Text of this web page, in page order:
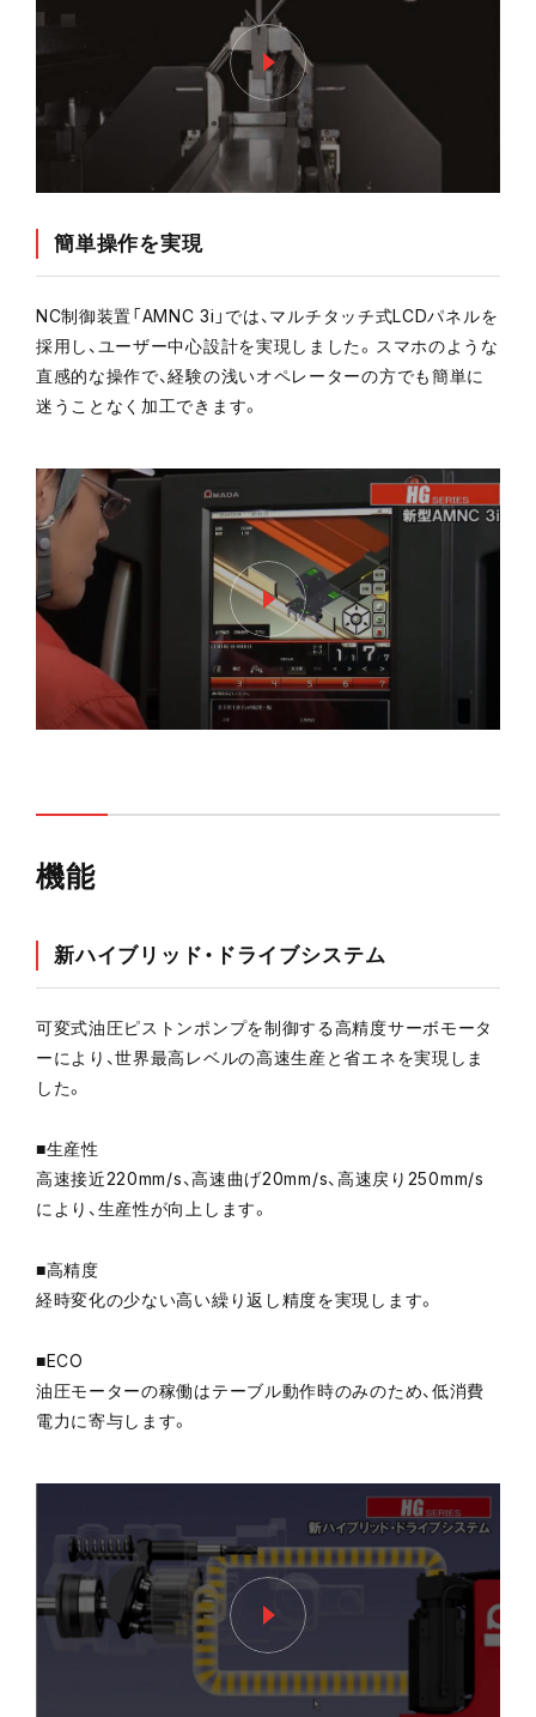
簡単操作を実現
NC制御装置「AMNC 3i」では、マルチタッチ式LCDパネルを
採用し、ユーザー中心設計を実現しました。スマホのような
直感的な操作で、経験の浅いオペレーターの方でも簡単に
迷うことなく加工できます。
機能
新ハイブリッド・ドライブシステム
可変式油圧ピストンポンプを制御する高精度サーボモータ
ーにより、世界最高レベルの高速生産と省エネを実現しま
した。
■生産性
高速接近220mm/s、高速曲げ20mm/s、高速戻り250mm/s
により、生産性が向上します。
■高精度
経時変化の少ない高い繰り返し精度を実現します。
■ECO
油圧モーターの稼働はテーブル動作時のみのため、低消費
電力に寄与します。